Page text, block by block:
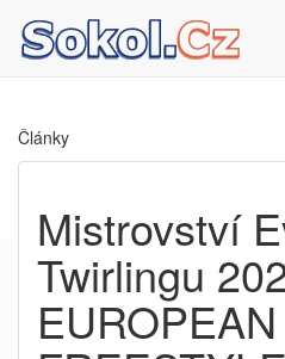
Články
Mistrovství
Twirlingu
EUROPEAN